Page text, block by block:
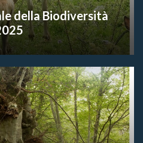
della Biodiversità